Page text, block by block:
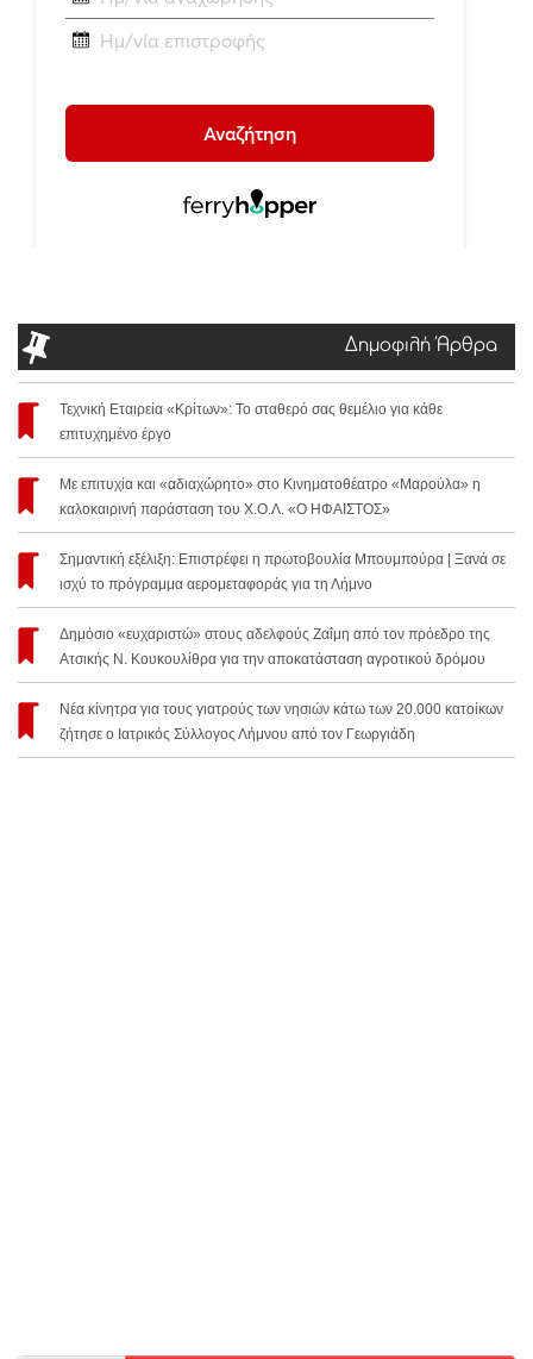
Δημοφιλή Άρθρα
Τεχνική Εταιρεία «Κρίτων»: Το σταθερό σας θεμέλιο για κάθε
επιτυχημένο έργο
Με επιτυχία και «αδιαχώρητο» στο Κινηματοθέατρο «Μαρούλα» η
καλοκαιρινή παράσταση του Χ.Ο.Λ. «Ο ΗΦΑΙΣΤΟΣ»
Σημαντική εξέλιξη: Επιστρέφει η πρωτοβουλία Μπουμπούρα | Ξανά σε
ισχύ το πρόγραμμα αερομεταφοράς για τη Λήμνο
Δημόσιο «ευχαριστώ» στους αδελφούς Ζαΐμη από τον πρόεδρο της
Ατσικής Ν. Κουκουλίθρα για την αποκατάσταση αγροτικού δρόμου
Νέα κίνητρα για τους γιατρούς των νησιών κάτω των 20.000 κατοίκων
ζήτησε ο Ιατρικός Σύλλογος Λήμνου από τον Γεωργιάδη